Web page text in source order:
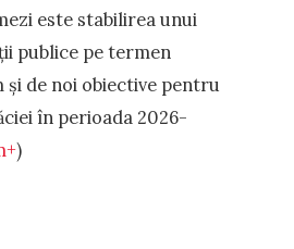
este stabilirea unui
publice pe termen
și de noi obiective pentru
în perioada 2026-
)